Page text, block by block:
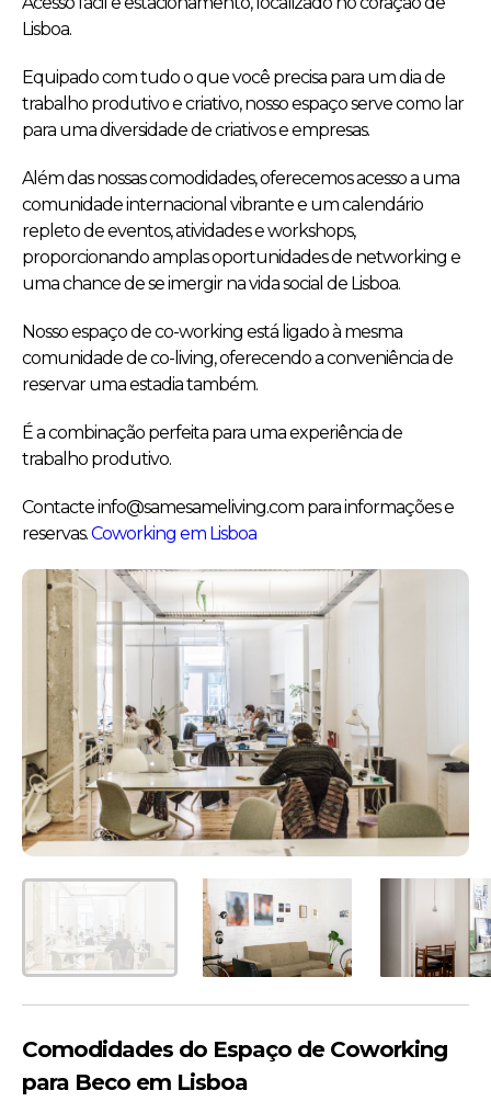
Lisboa.
Equipado com tudo o que você precisa para um dia de
trabalho produtivo e criativo, nosso espaço serve como lar
para uma diversidade de criativos e empresas.
Além das nossas comodidades, oferecemos acesso a uma
comunidade internacional vibrante e um calendário
repleto de eventos, atividades e workshops,
proporcionando amplas oportunidades de networking e
uma chance de se imergir na vida social de Lisboa.
Nosso espaço de co-working está ligado à mesma
comunidade de co-living, oferecendo a conveniência de
reservar uma estadia também.
É a combinação perfeita para uma experiência de
trabalho produtivo.
Contacte info@samesameliving.com para informações e
reservas.Coworking em Lisboa
Comodidades do Espaço de Coworking
para Beco em Lisboa